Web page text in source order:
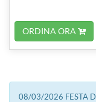
ORDINA ORA
08/03/2026 FESTA